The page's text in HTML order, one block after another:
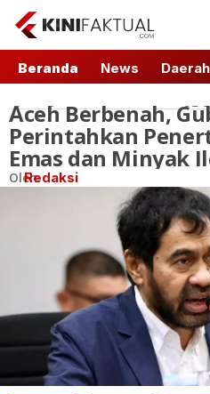
Beranda News Daerah
Daerah 25
Aceh Berbenah,
Perintahkan
Emas dan Minyak
OlehRedaksi